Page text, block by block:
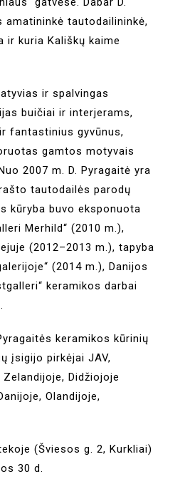
amatininkė tautodailininkė,
ir kuria Kališkų kaime
ir spalvingas
buičiai ir interjerams,
fantastinius gyvūnus,
gamtos motyvais
2007 m. D. Pyragaitė yra
tautodailės parodų
kūryba buvo eksponuota
Merhild“ (2010 m.),
(2012–2013 m.), tapyba
(2014 m.), Danijos
keramikos darbai
keramikos kūrinių
įsigijo pirkėjai JAV,
Didžiojoje
Olandijoje,
(Šviesos g. 2, Kurkliai)
30 d.